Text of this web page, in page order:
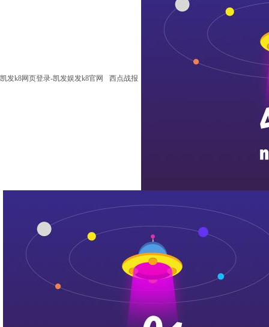
凯发k8网页登录-凯发娱发k8官网 西点战报